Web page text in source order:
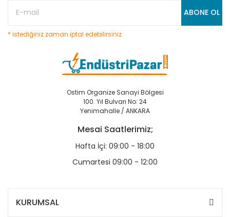
ABONE OL
* istediğiniz zaman iptal edebilirsiniz
Ostim Organize Sanayi Bölgesi
100. Yıl Bulvarı No: 24
Yenimahalle / ANKARA
Mesai Saatlerimiz;
Hafta İçi: 09:00 - 18:00
Cumartesi 09:00 - 12:00
KURUMSAL